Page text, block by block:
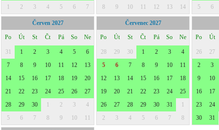
1
2 3 4 5 6 7
8
9 10 11 12 13 14
5
6
Červen 2027
Po Út St Čt Pá So Ne
31 1 2 3 4 5
6
7
8 9 10 11 12
13
14
15 16 17 18 19
20
21
22 23 24 25 26
27
28
29 30 1 2 3
4
5
6 7 8 9 10 11
Červenec 2027
Po Út St Čt Pá So Ne
28 29 30 1 2 3
4
5
6 7 8 9 10
11
12
13 14 15 16 17
18
19
20 21 22 23 24
25
26
27 28 29 30 31
1
2
3 4 5 6 7 8
Po Út
26
27
2
3
9
10
16
17
23
24
30
31